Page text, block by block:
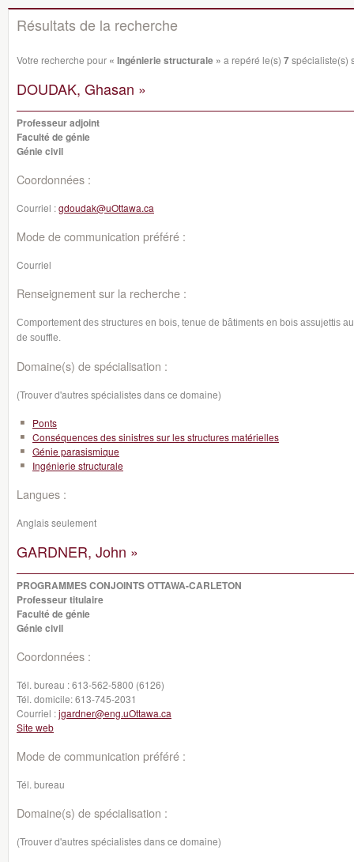
Résultats de la recherche
Votre recherche pour « Ingénierie structurale » a repéré le(s) 7spécialiste(s)
DOUDAK, Ghasan »
Professeur adjoint
Faculté de génie
Génie civil
Coordonnées :
Courriel :gdoudak@uOttawa.ca
Mode de communication préféré :
Courriel
Renseignement sur la recherche :
Comportement des structures en bois, tenue de bâtiments en bois assujettis
de souffle.
Domaine(s) de spécialisation :
(Trouver d'autres spécialistes dans ce domaine)
Ponts
Conséquences des sinistres sur les structures matérielles
Génie parasismique
Ingénierie structurale
Langues :
Anglais seulement
GARDNER, John »
PROGRAMMES CONJOINTS OTTAWA-CARLETON
Professeur titulaire
Faculté de génie
Génie civil
Coordonnées :
Tél. bureau :613-562-5800 (6126)
Tél. domicile:613-745-2031
Courriel :jgardner@eng.uOttawa.ca
Site web
Mode de communication préféré :
Tél. bureau
Domaine(s) de spécialisation :
(Trouver d'autres spécialistes dans ce domaine)